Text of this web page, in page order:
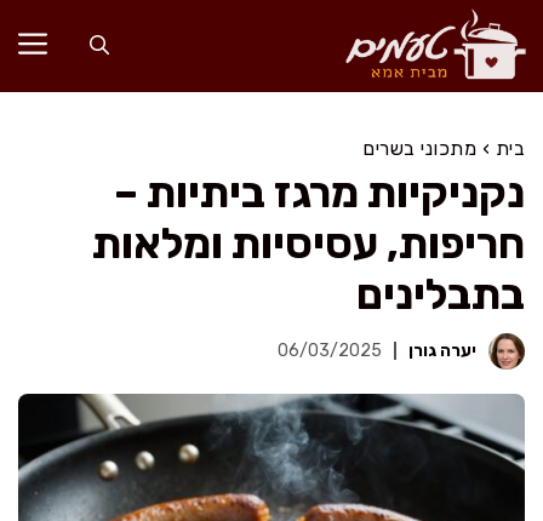
לדלג
לתוכן
בית › מתכוני בשרים
נקניקיות מרגז ביתיות –
חריפות, עסיסיות ומלאות
בתבלינים
יערה גורן 06/03/2025